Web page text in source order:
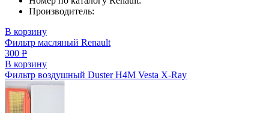
Производитель:
В корзину
Фильтр масляный Renault
300 Р
В корзину
Фильтр воздушный Duster H4M Vesta X-Ray